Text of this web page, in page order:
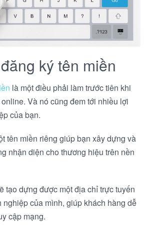
ký tên miền
là một điều phải làm trước tiên khi
Và nó cũng đem tới nhiều lợi
của bạn.
tên miền riêng giúp bạn xây dựng và
nhận diện cho thương hiệu trên nền
tạo dựng được một địa chỉ trực tuyến
nghiệp của mình, giúp khách hàng dễ
cập mạng.